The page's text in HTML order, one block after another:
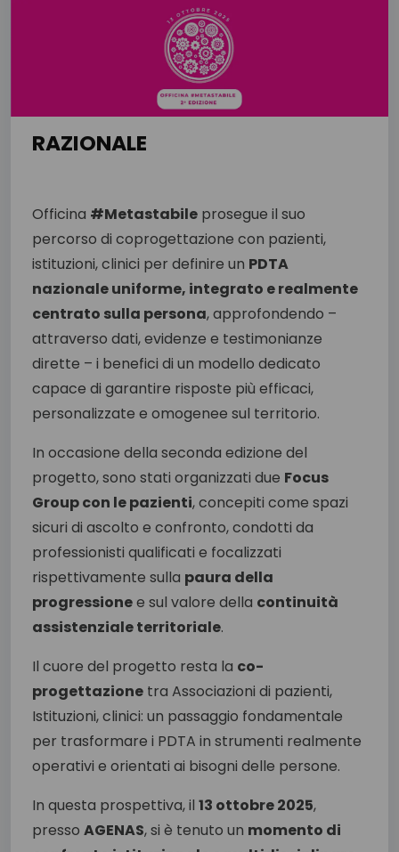
RAZIONALE
Officina #Metastabile prosegue il suo
percorso di coprogettazione con pazienti,
istituzioni, clinici per definire un PDTA
nazionale uniforme, integrato e realmente
centrato sulla persona, approfondendo –
attraverso dati, evidenze e testimonianze
dirette – i benefici di un modello dedicato
capace di garantire risposte più efficaci,
personalizzate e omogenee sul territorio.
In occasione della seconda edizione del
progetto, sono stati organizzati due Focus
Group con le pazienti, concepiti come spazi
sicuri di ascolto e confronto, condotti da
professionisti qualificati e focalizzati
rispettivamente sulla paura della
progressionee sul valore della continuità
assistenziale territoriale.
Il cuore del progetto resta la co-
progettazione tra Associazioni di pazienti,
Istituzioni, clinici: un passaggio fondamentale
per trasformare i PDTA in strumenti realmente
operativi e orientati ai bisogni delle persone.
In questa prospettiva, il 13 ottobre 2025,
presso AGENAS, si è tenuto un momento di